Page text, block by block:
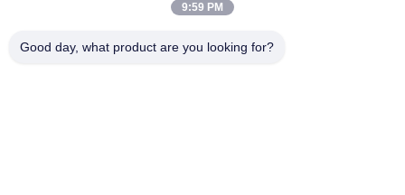
9:59 PM
Good day, what product are you looking for?